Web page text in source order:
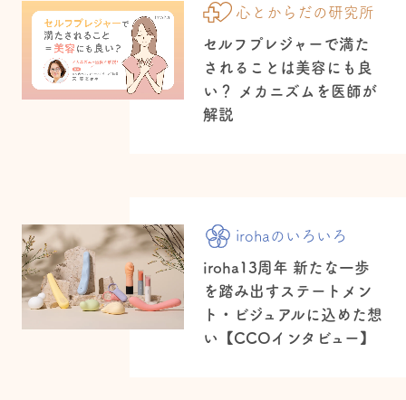
心とからだの研究所
セルフプレジャーで満た
されることは美容にも良
い？ メカニズムを医師が
解説
irohaのいろいろ
iroha13周年 新たな一歩
を踏み出すステートメン
ト・ビジュアルに込めた想
い【CCOインタビュー】